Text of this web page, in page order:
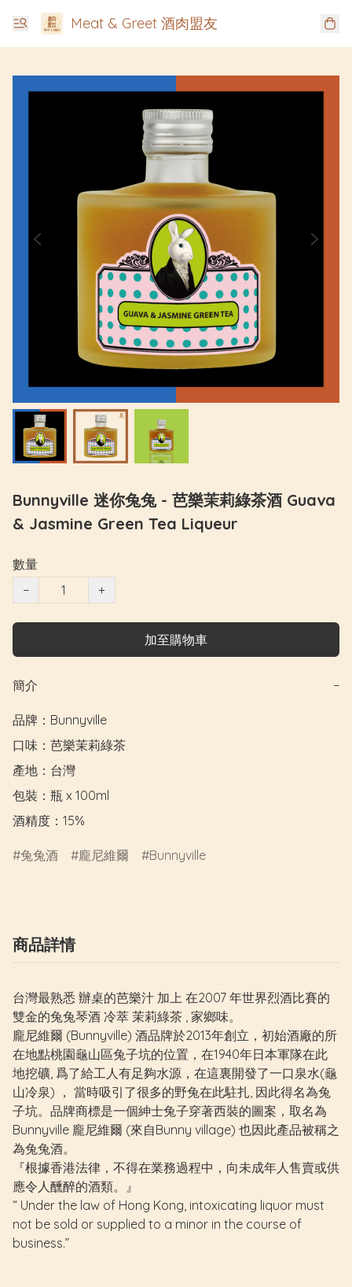
Meat & Greet 酒肉盟友
Bunnyville 迷你兔兔 - 芭樂茉莉綠茶酒 Guava
& Jasmine Green Tea Liqueur
數量
−
+
加至購物車
簡介 −
品牌：Bunnyville
口味：芭樂茉莉綠茶
產地：台灣
包裝：瓶 x 100ml
酒精度：15%
兔兔酒 龐尼維爾 Bunnyville
商品詳情
台灣最熟悉 辦桌的芭樂汁 加上 在2007 年世界烈酒比賽的
雙金的兔兔琴酒 冷萃 茉莉綠茶 , 家鄉味。
龐尼維爾 (Bunnyville) 酒品牌於2013年創立，初始酒廠的所
在地點桃園龜山區兔子坑的位置，在1940年日本軍隊在此
地挖礦, 爲了給工人有足夠水源，在這裏開發了一口泉水(龜
山冷泉) ， 當時吸引了很多的野兔在此駐扎, 因此得名為兔
子坑。品牌商標是一個紳士兔子穿著西裝的圖案，取名為
Bunnyville 龐尼維爾 (來自Bunny village) 也因此產品被稱之
為兔兔酒。
『根據香港法律，不得在業務過程中，向未成年人售賣或供
應令人醺醉的酒類。』
“ Under the law of Hong Kong, intoxicating liquor must
not be sold or supplied to a minor in the course of
business.”